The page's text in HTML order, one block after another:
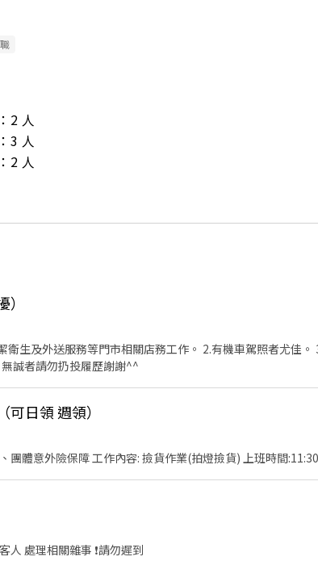
2 人
3 人
2 人
店務工作。 2.有機車駕照者尤佳。 3.可接受輪班。 4.排班排休
制。 5.怕累怕辛苦的公主王子勿試。 無誠者請勿扔投履歷謝謝^^
日領 週領）
本公司制度完善、享退休金、勞健保、團體意外險保障 工作內容: 撿貨
處理相關雜事 ❗️請勿遲到